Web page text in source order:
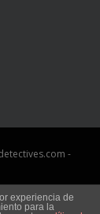
-
experiencia de
para la